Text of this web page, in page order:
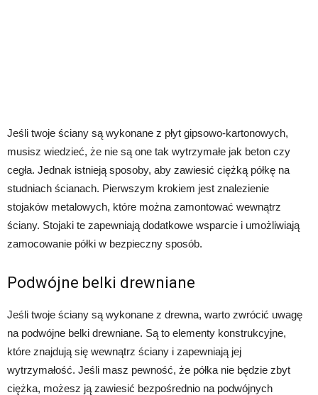
Jeśli twoje ściany są wykonane z płyt gipsowo-kartonowych,
musisz wiedzieć, że nie są one tak wytrzymałe jak beton czy
cegła. Jednak istnieją sposoby, aby zawiesić ciężką półkę na
studniach ścianach. Pierwszym krokiem jest znalezienie
stojaków metalowych, które można zamontować wewnątrz
ściany. Stojaki te zapewniają dodatkowe wsparcie i umożliwiają
zamocowanie półki w bezpieczny sposób.
Podwójne belki drewniane
Jeśli twoje ściany są wykonane z drewna, warto zwrócić uwagę
na podwójne belki drewniane. Są to elementy konstrukcyjne,
które znajdują się wewnątrz ściany i zapewniają jej
wytrzymałość. Jeśli masz pewność, że półka nie będzie zbyt
ciężka, możesz ją zawiesić bezpośrednio na podwójnych